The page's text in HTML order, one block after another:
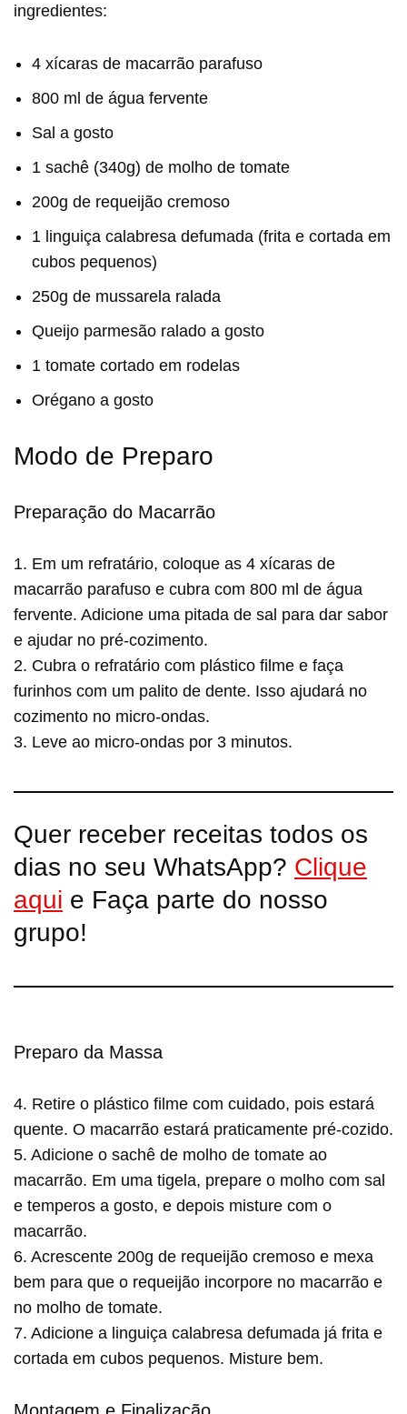
ingredientes:
4 xícaras de macarrão parafuso
800 ml de água fervente
Sal a gosto
1 sachê (340g) de molho de tomate
200g de requeijão cremoso
1 linguiça calabresa defumada (frita e cortada em
cubos pequenos)
250g de mussarela ralada
Queijo parmesão ralado a gosto
1 tomate cortado em rodelas
Orégano a gosto
Modo de Preparo
Preparação do Macarrão
1. Em um refratário, coloque as 4 xícaras de
macarrão parafuso e cubra com 800 ml de água
fervente. Adicione uma pitada de sal para dar sabor
e ajudar no pré-cozimento.
2. Cubra o refratário com plástico filme e faça
furinhos com um palito de dente. Isso ajudará no
cozimento no micro-ondas.
3. Leve ao micro-ondas por 3 minutos.
Quer receber receitas todos os
dias no seu WhatsApp? Clique
aqui e Faça parte do nosso
grupo!
Preparo da Massa
4. Retire o plástico filme com cuidado, pois estará
quente. O macarrão estará praticamente pré-cozido.
5. Adicione o sachê de molho de tomate ao
macarrão. Em uma tigela, prepare o molho com sal
e temperos a gosto, e depois misture com o
macarrão.
6. Acrescente 200g de requeijão cremoso e mexa
bem para que o requeijão incorpore no macarrão e
no molho de tomate.
7. Adicione a linguiça calabresa defumada já frita e
cortada em cubos pequenos. Misture bem.